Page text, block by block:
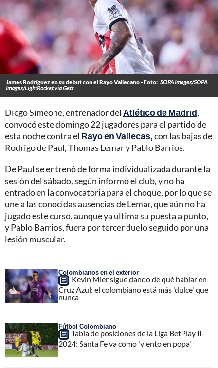
James Rodríguez en su debut con el Rayo Vallecano - Foto: SOPA Images/SOPA
Images/LightRocket via Gett
Diego Simeone, entrenador del Atlético de Madrid,
convocó este domingo 22 jugadores para el partido de
esta noche contra el Rayo en Vallecas,con las bajas de
Rodrigo de Paul, Thomas Lemar y Pablo Barrios.
De Paul se entrenó de forma individualizada durante la
sesión del sábado, según informó el club, y no ha
entrado en la convocatoria para el choque, por lo que se
une a las conocidas ausencias de Lemar, que aún no ha
jugado este curso, aunque ya ultima su puesta a punto,
y Pablo Barrios, fuera por tercer duelo seguido por una
lesión muscular.
Colombianos en el exterior
Kevin Mier sigue dando de qué hablar en
Cruz Azul: el colombiano está más 'dulce' que
nunca
Fútbol Colombiano
Tabla de posiciones de la Liga BetPlay II-
2024: Santa Fe va como 'viento en popa'